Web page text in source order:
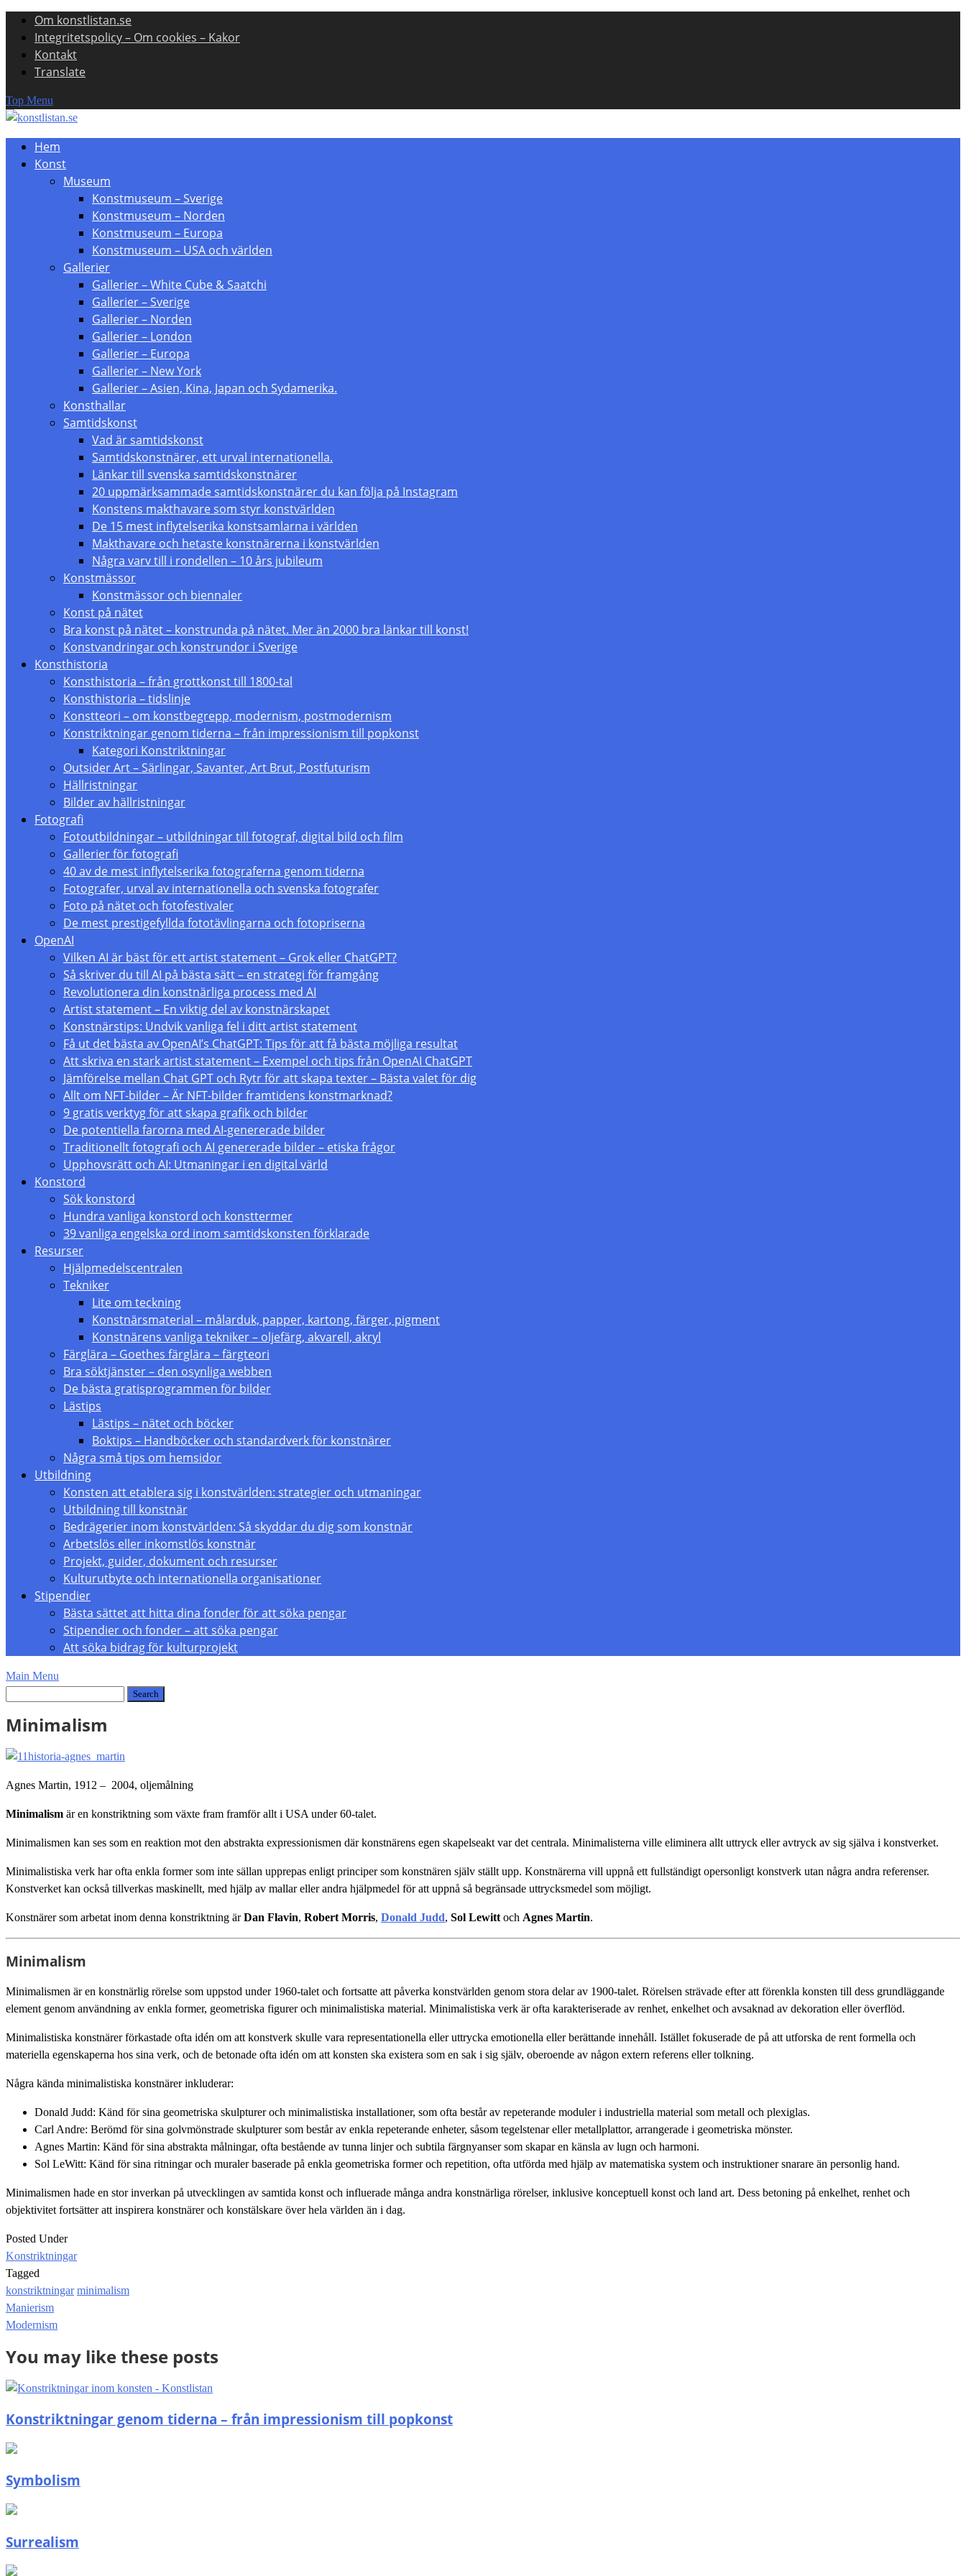
Skip
content
Om konstlistan.se
Integritetspolicy – Om cookies – Kakor
Kontakt
Translate
Top Menu
Hem
Konst
Museum
Konstmuseum – Sverige
Konstmuseum – Norden
Konstmuseum – Europa
Konstmuseum – USA och världen
Gallerier
Gallerier – White Cube & Saatchi
Gallerier – Sverige
Gallerier – Norden
Gallerier – London
Gallerier – Europa
Gallerier – New York
Gallerier – Asien, Kina, Japan och Sydamerika.
Konsthallar
Samtidskonst
Vad är samtidskonst
Samtidskonstnärer, ett urval internationella.
Länkar till svenska samtidskonstnärer
20 uppmärksammade samtidskonstnärer du kan följa på Instagram
Konstens makthavare som styr konstvärlden
De 15 mest inflytelserika konstsamlarna i världen
Makthavare och hetaste konstnärerna i konstvärlden
Några varv till i rondellen – 10 års jubileum
Konstmässor
Konstmässor och biennaler
Konst på nätet
Bra konst på nätet – konstrunda på nätet. Mer än 2000 bra länkar till konst!
Konstvandringar och konstrundor i Sverige
Konsthistoria
Konsthistoria – från grottkonst till 1800-tal
Konsthistoria – tidslinje
Konstteori – om konstbegrepp, modernism, postmodernism
Konstriktningar genom tiderna – från impressionism till popkonst
Kategori Konstriktningar
Outsider Art – Särlingar, Savanter, Art Brut, Postfuturism
Hällristningar
Bilder av hällristningar
Fotografi
Fotoutbildningar – utbildningar till fotograf, digital bild och film
Gallerier för fotografi
40 av de mest inflytelserika fotograferna genom tiderna
Fotografer, urval av internationella och svenska fotografer
Foto på nätet och fotofestivaler
De mest prestigefyllda fototävlingarna och fotopriserna
OpenAI
Vilken AI är bäst för ett artist statement – Grok eller ChatGPT?
Så skriver du till AI på bästa sätt – en strategi för framgång
Revolutionera din konstnärliga process med AI
Artist statement – En viktig del av konstnärskapet
Konstnärstips: Undvik vanliga fel i ditt artist statement
Få ut det bästa av OpenAI’s ChatGPT: Tips för att få bästa möjliga resultat
Att skriva en stark artist statement – Exempel och tips från OpenAI ChatGPT
Jämförelse mellan Chat GPT och Rytr för att skapa texter – Bästa valet för dig
Allt om NFT-bilder – Är NFT-bilder framtidens konstmarknad?
9 gratis verktyg för att skapa grafik och bilder
De potentiella farorna med AI-genererade bilder
Traditionellt fotografi och AI genererade bilder – etiska frågor
Upphovsrätt och AI: Utmaningar i en digital värld
Konstord
Sök konstord
Hundra vanliga konstord och konsttermer
39 vanliga engelska ord inom samtidskonsten förklarade
Resurser
Hjälpmedelscentralen
Tekniker
Lite om teckning
Konstnärsmaterial – målarduk, papper, kartong, färger, pigment
Konstnärens vanliga tekniker – oljefärg, akvarell, akryl
Färglära – Goethes färglära – färgteori
Bra söktjänster – den osynliga webben
De bästa gratisprogrammen för bilder
Lästips
Lästips – nätet och böcker
Boktips – Handböcker och standardverk för konstnärer
Några små tips om hemsidor
Utbildning
Konsten att etablera sig i konstvärlden: strategier och utmaningar
Utbildning till konstnär
Bedrägerier inom konstvärlden: Så skyddar du dig som konstnär
Arbetslös eller inkomstlös konstnär
Projekt, guider, dokument och resurser
Kulturutbyte och internationella organisationer
Stipendier
Bästa sättet att hitta dina fonder för att söka pengar
Stipendier och fonder – att söka pengar
Att söka bidrag för kulturprojekt
Main Menu
Minimalism
Agnes Martin, 1912 – 2004, oljemålning
Minimalism är en konstriktning som växte fram framför allt i USA under 60-talet.
Minimalismen kan ses som en reaktion mot den abstrakta expressionismen där konstnärens egen skapelseakt var det centrala. Minimalisterna ville eliminera allt uttryck eller avtryck av sig själva i konstverket.
Minimalistiska verk har ofta enkla former som inte sällan upprepas enligt principer som konstnären själv ställt upp. Konstnärerna vill uppnå ett fullständigt opersonligt konstverk utan några andra referenser.
Konstverket kan också tillverkas maskinellt, med hjälp av mallar eller andra hjälpmedel för att uppnå så begränsade uttrycksmedel som möjligt.
Konstnärer som arbetat inom denna konstriktning ärDan Flavin, Robert Morris, Donald Judd, Sol Lewitt och Agnes Martin.
Minimalism
Minimalismen är en konstnärlig rörelse som uppstod under 1960-talet och fortsatte att påverka konstvärlden genom stora delar av 1900-talet. Rörelsen strävade efter att förenkla konsten till dess grundläggande
element genom användning av enkla former, geometriska figurer och minimalistiska material. Minimalistiska verk är ofta karakteriserade av renhet, enkelhet och avsaknad av dekoration eller överflöd.
Minimalistiska konstnärer förkastade ofta idén om att konstverk skulle vara representationella eller uttrycka emotionella eller berättande innehåll. Istället fokuserade de på att utforska de rent formella och
materiella egenskaperna hos sina verk, och de betonade ofta idén om att konsten ska existera som en sak i sig själv, oberoende av någon extern referens eller tolkning.
Några kända minimalistiska konstnärer inkluderar:
Donald Judd: Känd för sina geometriska skulpturer och minimalistiska installationer, som ofta består av repeterande moduler i industriella material som metall och plexiglas.
Carl Andre: Berömd för sina golvmönstrade skulpturer som består av enkla repeterande enheter, såsom tegelstenar eller metallplattor, arrangerade i geometriska mönster.
Agnes Martin: Känd för sina abstrakta målningar, ofta bestående av tunna linjer och subtila färgnyanser som skapar en känsla av lugn och harmoni.
Sol LeWitt: Känd för sina ritningar och muraler baserade på enkla geometriska former och repetition, ofta utförda med hjälp av matematiska system och instruktioner snarare än personlig hand.
Minimalismen hade en stor inverkan på utvecklingen av samtida konst och influerade många andra konstnärliga rörelser, inklusive konceptuell konst och land art. Dess betoning på enkelhet, renhet och
objektivitet fortsätter att inspirera konstnärer och konstälskare över hela världen än i dag.
Posted Under
Konstriktningar
Tagged
konstriktningar minimalism
Post
navigation
Manierism
Modernism
You may like these posts
Konstriktningar genom tiderna – från impressionism till popkonst
Symbolism
Surrealism